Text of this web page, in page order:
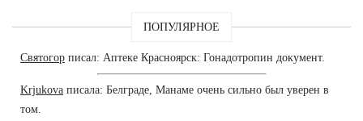
ПОПУЛЯРНОЕ
Святогор писал: Аптеке Красноярск: Гонадотропин документ.
Krjukova писала: Белграде, Манаме очень сильно был уверен в
том.